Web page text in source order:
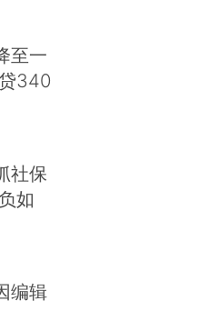
至一
340
社保
如
编辑